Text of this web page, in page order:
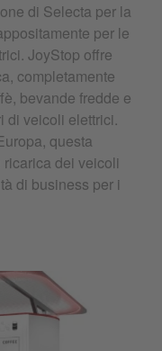
di Selecta per la
per le
JoyStop offre
completamente
bevande fredde e
di veicoli elettrici.
questa
dei veicoli
di business per i